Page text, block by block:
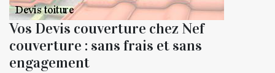
Vos Devis couverture chez Nef
couverture : sans frais et sans
engagement